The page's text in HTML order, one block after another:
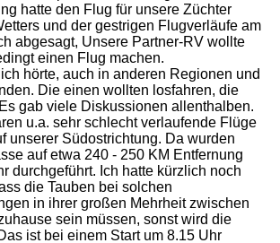
hatte den Flug für unsere Züchter
und der gestrigen Flugverläufe am
abgesagt, Unsere Partner-RV wollte
einen Flug machen.
hörte, auch in anderen Regionen und
Die einen wollten losfahren, die
gab viele Diskussionen allenthalben.
u.a. sehr schlecht verlaufende Flüge
unserer Südostrichtung. Da wurden
auf etwa 240 - 250 KM Entfernung
durchgeführt. Ich hatte kürzlich noch
die Tauben bei solchen
in ihrer großen Mehrheit zwischen
sein müssen, sonst wird die
ist bei einem Start um 8.15 Uhr